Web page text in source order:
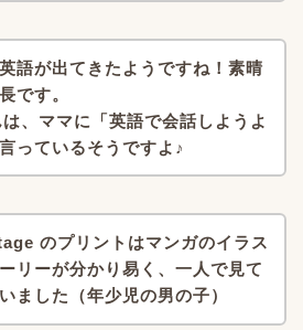
語が出てきたようですね！ 素晴
です。
、ママに「英語で会話しようよ
言っているそうですよ♪
のプリントはマンガのイラス
リーが分かり易く、 一人で見て
ました（年少児の男の子）